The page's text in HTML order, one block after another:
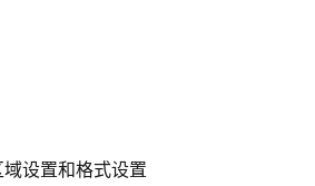
设置和格式设置